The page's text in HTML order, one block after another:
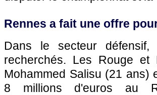
Rennes a fait une offre
Dans le secteur défensif,
recherchés. Les Rouge
Mohammed Salisu (21 ans)
8 millions d'euros au